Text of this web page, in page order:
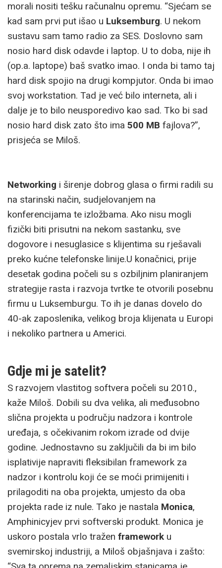
morali nositi tešku računalnu opremu. “Sjećam se
kad sam prvi put išao u Luksemburg. U nekom
sustavu sam tamo radio za SES. Doslovno sam
nosio hard disk odavde i laptop. U to doba, nije ih
(op.a. laptope) baš svatko imao. I onda bi tamo taj
hard disk spojio na drugi kompjutor. Onda bi imao
svoj workstation. Tad je već bilo interneta, ali i
dalje je to bilo neusporedivo kao sad. Tko bi sad
nosio hard disk zato što ima 500 MB fajlova?”,
prisjeća se Miloš.
Networking i širenje dobrog glasa o firmi radili su
na starinski način, sudjelovanjem na
konferencijama te izložbama. Ako nisu mogli
fizički biti prisutni na nekom sastanku, sve
dogovore i nesuglasice s klijentima su rješavali
preko kućne telefonske linije.U konačnici, prije
desetak godina počeli su s ozbiljnim planiranjem
strategije rasta i razvoja tvrtke te otvorili posebnu
firmu u Luksemburgu. To ih je danas dovelo do
40-ak zaposlenika, velikog broja klijenata u Europi
i nekoliko partnera u Americi.
Gdje mi je satelit?
S razvojem vlastitog softvera počeli su 2010.,
kaže Miloš. Dobili su dva velika, ali međusobno
slična projekta u području nadzora i kontrole
uređaja, s očekivanim rokom izrade od dvije
godine. Jednostavno su zaključili da bi im bilo
isplativije napraviti fleksibilan framework za
nadzor i kontrolu koji će se moći primijeniti i
prilagoditi na oba projekta, umjesto da oba
projekta rade iz nule. Tako je nastala Monica,
Amphinicyjev prvi softverski produkt. Monica je
uskoro postala vrlo tražen framework u
svemirskoj industriji, a Miloš objašnjava i zašto: